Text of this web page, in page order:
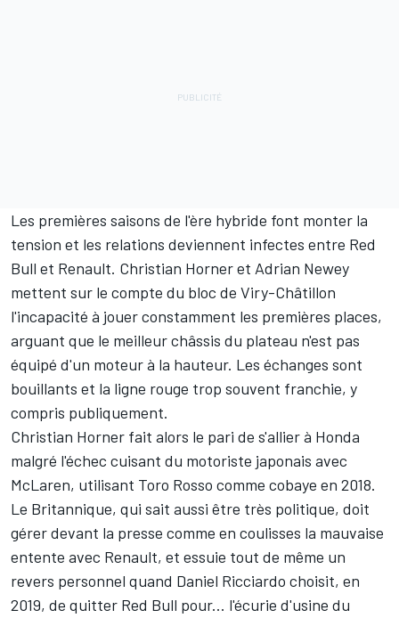
Les premières saisons de l'ère hybride font monter la
tension et les relations deviennent infectes entre Red
Bull et Renault. Christian Horner et Adrian Newey
mettent sur le compte du bloc de Viry-Châtillon
l'incapacité à jouer constamment les premières places,
arguant que le meilleur châssis du plateau n'est pas
équipé d'un moteur à la hauteur. Les échanges sont
bouillants et la ligne rouge trop souvent franchie, y
compris publiquement.
Christian Horner fait alors le pari de s'allier à Honda
malgré l'échec cuisant du motoriste japonais avec
McLaren, utilisant Toro Rosso comme cobaye en 2018.
Le Britannique, qui sait aussi être très politique, doit
gérer devant la presse comme en coulisses la mauvaise
entente avec Renault, et essuie tout de même un
revers personnel quand Daniel Ricciardo choisit, en
2019, de quitter Red Bull pour... l'écurie d'usine du